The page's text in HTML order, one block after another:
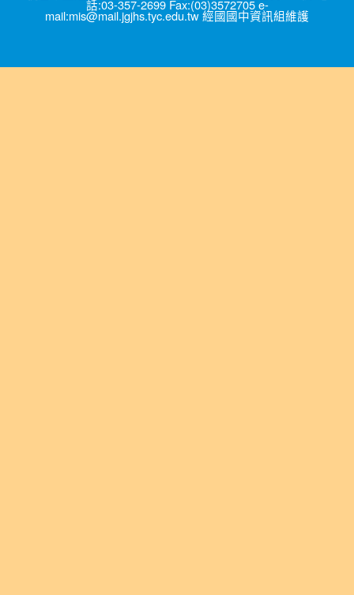
話:03-357-2699 Fax:(03)3572705 e-
mail:mis@mail.jgjhs.tyc.edu.tw 經國國中資訊組維護